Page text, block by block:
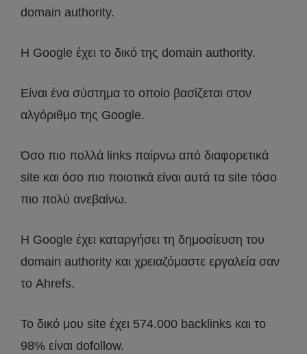
domain authority.
Η Google έχει το δικό της domain authority.
Είναι ένα σύστημα το οποίο βασίζεται στον
αλγόριθμο της Google.
Όσο πιο πολλά links παίρνω από διαφορετικά
site και όσο πιο ποιοτικά είναι αυτά τα site τόσο
πιο πολύ ανεβαίνω.
Η Google έχει καταργήσει τη δημοσίευση του
domain authority και χρειαζόμαστε εργαλεία σαν
το Ahrefs.
Το δικό μου site έχει 574.000 backlinks και το
98% είναι dofollow.